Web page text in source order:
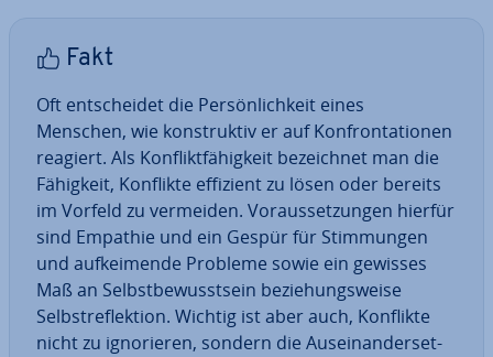
Fakt
Oft ent­schei­det die Per­sön­lich­keit eines
Menschen, wie kon­struk­tiv er auf Kon­fron­ta­tio­nen
reagiert. Als Kon­flikt­fä­hig­keit be­zeich­net man die
Fähigkeit, Konflikte effizient zu lösen oder bereits
im Vorfeld zu vermeiden. Vor­aus­set­zun­gen hierfür
sind Empathie und ein Gespür für Stim­mun­gen
und auf­kei­men­de Probleme sowie ein gewisses
Maß an Selbst­be­wusst­sein be­zie­hungs­wei­se
Selbst­re­flek­ti­on. Wichtig ist aber auch, Konflikte
nicht zu igno­rie­ren, sondern die Aus­ein­an­der­set­